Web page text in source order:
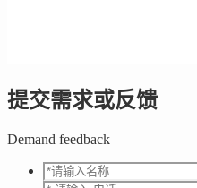
提交需求或反馈
Demand feedback